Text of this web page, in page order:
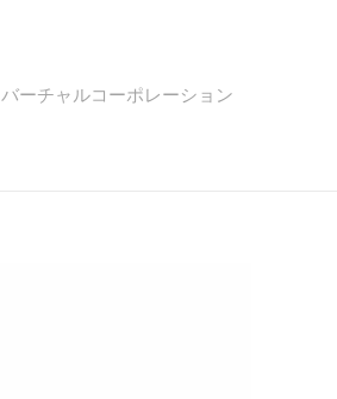
バーチャルコーポレーション